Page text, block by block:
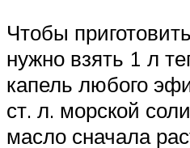
Чтобы
нужно взять 1 л
капель любого
ст. л. морской
масло сначала